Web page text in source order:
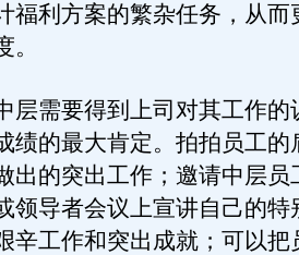
福利方案的繁杂任务，从而
需要得到上司对其工作的
绩的最大肯定。拍拍员工的
出的突出工作；邀请中层员
领导者会议上宣讲自己的特
辛工作和突出成就；可以把